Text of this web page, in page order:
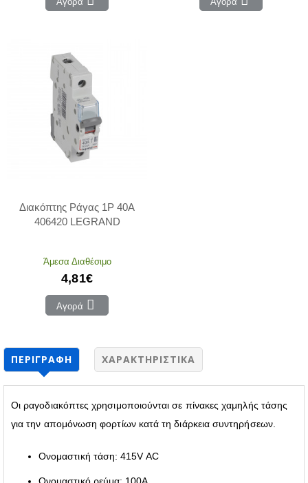
Διακόπτης Ράγας 1P 40Α
406420 LEGRAND
Άμεσα Διαθέσιμο
4,81€
Αγορά
ΠΕΡΙΓΡΑΦΉ ΧΑΡΑΚΤΗΡΙΣΤΙΚΆ
Οι ραγοδιακόπτες χρησιμοποιούνται σε πίνακες χαμηλής τάσης
για την απομόνωση φορτίων κατά τη διάρκεια συντηρήσεων.
Ονομαστική τάση: 415V AC
Ονομαστικό ρεύμα: 100A